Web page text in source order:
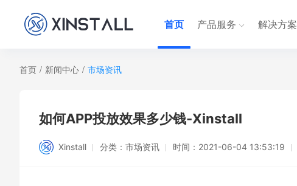
首页 产品服务 解决方案
首页 / 新闻中心 / 市场资讯
如何APP投放效果多少钱-Xinstall
Xinstall 分类： 市场资讯 时间： 2021-06-04 13:53:19